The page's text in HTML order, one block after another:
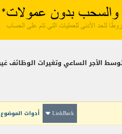
LinkBack أدوات الموضوع